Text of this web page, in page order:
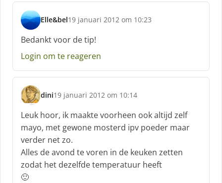
Elle&bel
s
c
h
r
e
f
:
19 januari 2012 om 10:23
Bedankt voor de tip!
Login om te reageren
dini
s
c
h
r
e
e
f
:
19 januari 2012 om 10:14
Leuk hoor, ik maakte voorheen ook altijd zelf
mayo, met gewone mosterd ipv poeder maar
verder net zo.
Alles de avond te voren in de keuken zetten
zodat het dezelfde temperatuur heeft
🙂